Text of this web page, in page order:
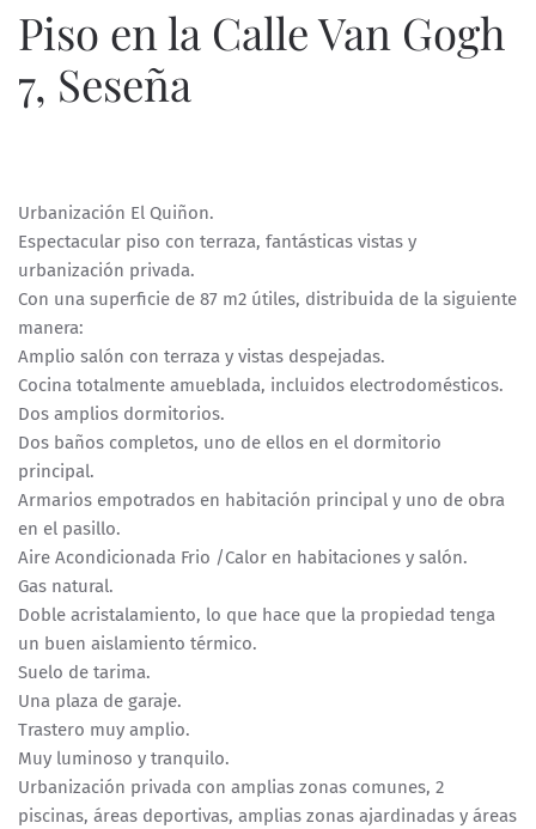
Piso en la Calle Van Gogh
7, Seseña
Urbanización El Quiñon.
Espectacular piso con terraza, fantásticas vistas y
urbanización privada.
Con una superficie de 87 m2 útiles, distribuida de la siguiente
manera:
Amplio salón con terraza y vistas despejadas.
Cocina totalmente amueblada, incluidos electrodomésticos.
Dos amplios dormitorios.
Dos baños completos, uno de ellos en el dormitorio
principal.
Armarios empotrados en habitación principal y uno de obra
en el pasillo.
Aire Acondicionada Frio /Calor en habitaciones y salón.
Gas natural.
Doble acristalamiento, lo que hace que la propiedad tenga
un buen aislamiento térmico.
Suelo de tarima.
Una plaza de garaje.
Trastero muy amplio.
Muy luminoso y tranquilo.
Urbanización privada con amplias zonas comunes, 2
piscinas, áreas deportivas, amplias zonas ajardinadas y áreas